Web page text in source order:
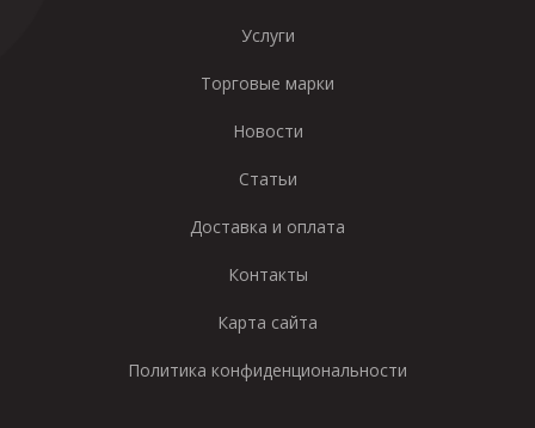
Услуги
Торговые марки
Новости
Статьи
Доставка и оплата
Контакты
Карта сайта
Политика конфиденциональности